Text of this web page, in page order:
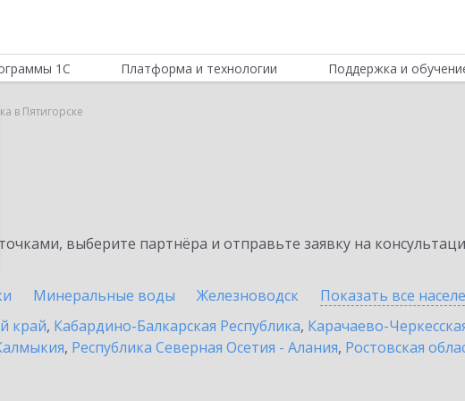
1С Платформа и технологии Поддержка и
в Пятигорске
выберите партнёра и отправьте заявку на
Минеральные воды Железноводск Показать все
край, Кабардино-Балкарская Республика, Карачаево-
, Республика Северная Осетия - Алания, Ростовская